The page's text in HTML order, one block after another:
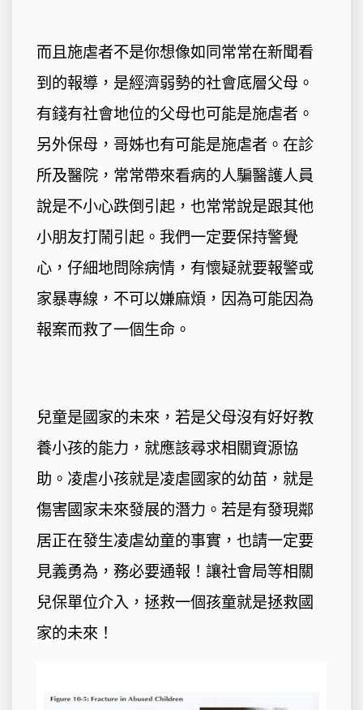
而且施虐者不是你想像如同常常在新聞看
到的報導，是經濟弱勢的社會底層父母。
有錢有社會地位的父母也可能是施虐者。
另外保母，哥姊也有可能是施虐者。在診
所及醫院，常常帶來看病的人騙醫護人員
說是不小心跌倒引起，也常常說是跟其他
小朋友打鬧引起。我們一定要保持警覺
心，仔細地問除病情，有懷疑就要報警或
家暴專線，不可以嫌麻煩，因為可能因為
報案而救了一個生命。
兒童是國家的未來，若是父母沒有好好教
養小孩的能力，就應該尋求相關資源協
助。凌虐小孩就是凌虐國家的幼苗，就是
傷害國家未來發展的潛力。若是有發現鄰
居正在發生凌虐幼童的事實，也請一定要
見義勇為，務必要通報！讓社會局等相關
兒保單位介入，拯救一個孩童就是拯救國
家的未來！